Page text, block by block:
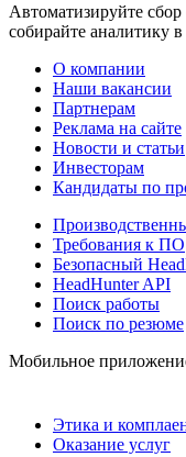
Автоматизируйте сбор
собирайте аналитику
О компании
Наши вакансии
Партнерам
Реклама на сайте
Новости и статьи
Инвесторам
Кандидаты по
Требования к ПО
Безопасный
HeadHunter API
Поиск работы
Поиск по резюме
Мобильное
Этика и
Оказание услуг